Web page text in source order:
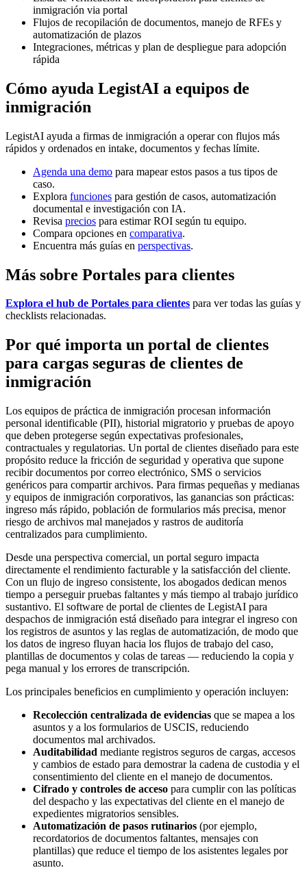
inmigración via portal
Flujos de recopilación de documentos, manejo de RFEs y
automatización de plazos
Integraciones, métricas y plan de despliegue para adopción
rápida
Cómo ayuda LegistAI a equipos de
inmigración
LegistAI ayuda a firmas de inmigración a operar con flujos más
rápidos y ordenados en intake, documentos y fechas límite.
Agenda una demo para mapear estos pasos a tus tipos de
caso.
Explora funciones para gestión de casos, automatización
documental e investigación con IA.
Revisa precios para estimar ROI según tu equipo.
Compara opciones en comparativa.
Encuentra más guías en perspectivas.
Más sobre Portales para clientes
Explora el hub de Portales para clientes para ver todas las guías y
checklists relacionadas.
Por qué importa un portal de clientes
para cargas seguras de clientes de
inmigración
Los equipos de práctica de inmigración procesan información
personal identificable (PII), historial migratorio y pruebas de apoyo
que deben protegerse según expectativas profesionales,
contractuales y regulatorias. Un portal de clientes diseñado para este
propósito reduce la fricción de seguridad y operativa que supone
recibir documentos por correo electrónico, SMS o servicios
genéricos para compartir archivos. Para firmas pequeñas y medianas
y equipos de inmigración corporativos, las ganancias son prácticas:
ingreso más rápido, población de formularios más precisa, menor
riesgo de archivos mal manejados y rastros de auditoría
centralizados para cumplimiento.
Desde una perspectiva comercial, un portal seguro impacta
directamente el rendimiento facturable y la satisfacción del cliente.
Con un flujo de ingreso consistente, los abogados dedican menos
tiempo a perseguir pruebas faltantes y más tiempo al trabajo jurídico
sustantivo. El software de portal de clientes de LegistAI para
despachos de inmigración está diseñado para integrar el ingreso con
los registros de asuntos y las reglas de automatización, de modo que
los datos de ingreso fluyan hacia los flujos de trabajo del caso,
plantillas de documentos y colas de tareas — reduciendo la copia y
pega manual y los errores de transcripción.
Los principales beneficios en cumplimiento y operación incluyen:
Recolección centralizada de evidencias que se mapea a los
asuntos y a los formularios de USCIS, reduciendo
documentos mal archivados.
Auditabilidad mediante registros seguros de cargas, accesos
y cambios de estado para demostrar la cadena de custodia y el
consentimiento del cliente en el manejo de documentos.
Cifrado y controles de acceso para cumplir con las políticas
del despacho y las expectativas del cliente en el manejo de
expedientes migratorios sensibles.
Automatización de pasos rutinarios (por ejemplo,
recordatorios de documentos faltantes, mensajes con
plantillas) que reduce el tiempo de los asistentes legales por
asunto.